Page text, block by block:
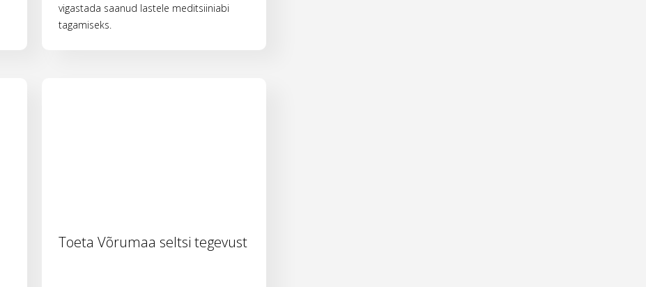
vigastada saanud lastele meditsiiniabi
tagamiseks.
Toeta Võrumaa seltsi tegevust